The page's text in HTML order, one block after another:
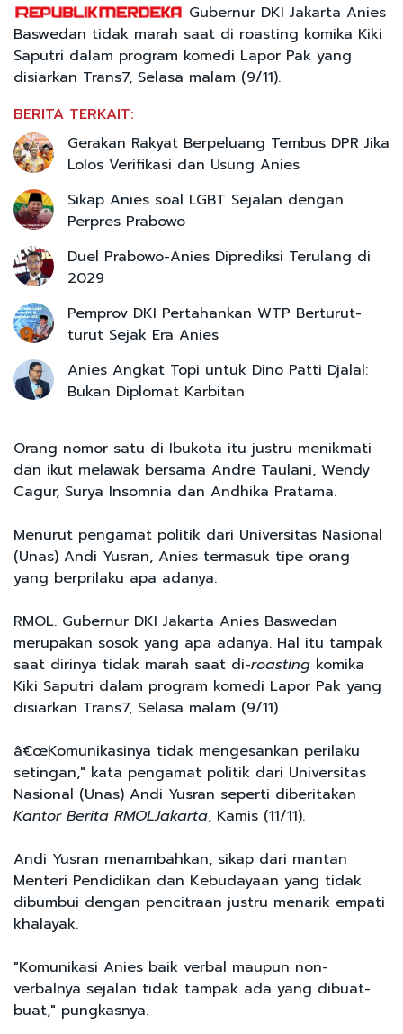
Gubernur DKI Jakarta Anies
Baswedan tidak marah saat di roasting komika Kiki
Saputri dalam program komedi Lapor Pak yang
disiarkan Trans7, Selasa malam (9/11).
BERITA TERKAIT:
Gerakan Rakyat Berpeluang Tembus DPR Jika
Lolos Verifikasi dan Usung Anies
Sikap Anies soal LGBT Sejalan dengan
Perpres Prabowo
Duel Prabowo-Anies Diprediksi Terulang di
2029
Pemprov DKI Pertahankan WTP Berturut-
turut Sejak Era Anies
Anies Angkat Topi untuk Dino Patti Djalal:
Bukan Diplomat Karbitan
Orang nomor satu di Ibukota itu justru menikmati
dan ikut melawak bersama Andre Taulani, Wendy
Cagur, Surya Insomnia dan Andhika Pratama.
Menurut pengamat politik dari Universitas Nasional
(Unas) Andi Yusran, Anies termasuk tipe orang
yang berprilaku apa adanya.
RMOL. Gubernur DKI Jakarta Anies Baswedan
merupakan sosok yang apa adanya. Hal itu tampak
saat dirinya tidak marah saat di-roasting komika
Kiki Saputri dalam program komedi Lapor Pak yang
disiarkan Trans7, Selasa malam (9/11).
â€œKomunikasinya tidak mengesankan perilaku
setingan," kata pengamat politik dari Universitas
Nasional (Unas) Andi Yusran seperti diberitakan
Kantor Berita RMOLJakarta, Kamis (11/11).
Andi Yusran menambahkan, sikap dari mantan
Menteri Pendidikan dan Kebudayaan yang tidak
dibumbui dengan pencitraan justru menarik empati
khalayak.
"Komunikasi Anies baik verbal maupun non-
verbalnya sejalan tidak tampak ada yang dibuat-
buat," pungkasnya.